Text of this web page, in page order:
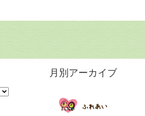
月別アーカイブ